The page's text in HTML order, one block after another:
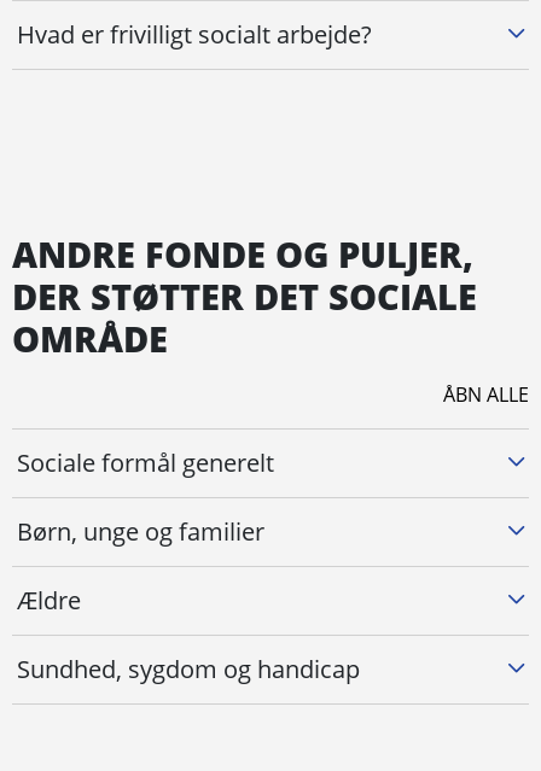
Hvad er frivilligt socialt arbejde?
ANDRE FONDE OG PULJER,
DER STØTTER DET SOCIALE
OMRÅDE
ÅBN ALLE
Sociale formål generelt
Børn, unge og familier
Ældre
Sundhed, sygdom og handicap